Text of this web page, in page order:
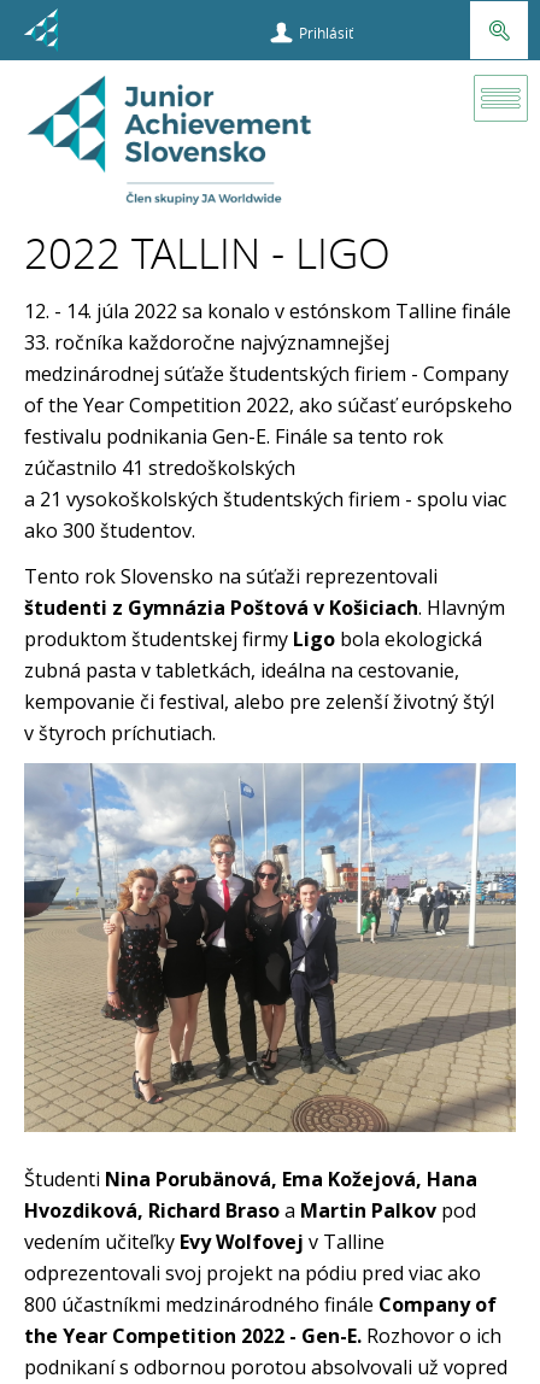
Prihlásiť
Ligo
2022 TALLIN - LIGO
12. - 14. júla 2022 sa konalo v estónskom Talline finále
33. ročníka každoročne najvýznamnejšej
medzinárodnej súťaže študentských firiem - Company
of the Year Competition 2022, ako súčasť európskeho
festivalu podnikania Gen-E. Finále sa tento rok
zúčastnilo 41 stredoškolských
a 21 vysokoškolských študentských firiem - spolu viac
ako 300 študentov.
Tento rok Slovensko na súťaži reprezentovali
študenti z Gymnázia Poštová v Košiciach. Hlavným
produktom študentskej firmy Ligo bola ekologická
zubná pasta v tabletkách, ideálna na cestovanie,
kempovanie či festival, alebo pre zelenší životný štýl
v štyroch príchutiach.
Študenti Nina Porubänová, Ema Kožejová, Hana
Hvozdiková, Richard Brasoa Martin Palkov pod
vedením učiteľky Evy Wolfovej v Talline
odprezentovali svoj projekt na pódiu pred viac ako
800 účastníkmi medzinárodného finále Company of
the Year Competition 2022 - Gen-E. Rozhovor o ich
podnikaní s odbornou porotou absolvovali už vopred